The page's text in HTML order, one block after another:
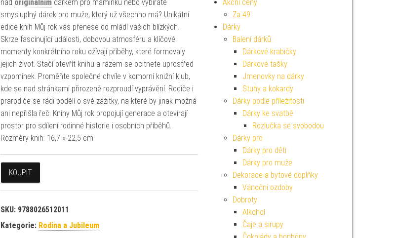
nad originálnímdárkem pro maminku nebo vybíráte
smysluplný dárek pro muže, který už všechno má? Unikátní
edice knih Můj rok vás přenese do mládí vašich blízkých.
Skrze fascinující události, dobovou atmosféru a klíčové
momenty konkrétního roku ožívají příběhy, které formovaly
jejich život. Stačí otevřít knihu a rázem se ocitnete uprostřed
vzpomínek. Proměňte společné chvíle v komorní knižní klub,
kde se nad stránkami přirozeně rozproudí vyprávění. Rodiče i
prarodiče se rádi podělí o své zážitky, na které by jinak možná
ani nepřišla řeč. Knihy Můj rok propojují generace a otevírají
prostor pro sdílení rodinné historie i osobních příběhů.
Rozměry knih: 16,7 × 22,5 cm
KOUPIT
SKU: 9788026512011
Kategorie: Rodina a Jubileum
Akční ceny
Za 49
Dárky
Balení dárků
Dárkové krabičky
Dárkové tašky
Jmenovky na dárky
Stuhy a kokardy
Dárky podle příležitosti
Dárky ke svatbě
Rozlučka se svobodou
Dárky pro
Dárky pro děti
Dárky pro muže
Dekorace a bytové doplňky
Vánoční ozdoby
Dobroty
Alkohol
Čaje a sirupy